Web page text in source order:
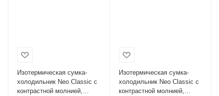
Изотермическая сумка-
холодильник Neo Classic c
контрастной молнией,
Изотермическая сумка-
холодильник Neo Classic c
контрастной молнией,